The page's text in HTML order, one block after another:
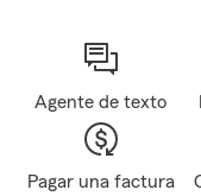
Agente de texto
Pagar una factura